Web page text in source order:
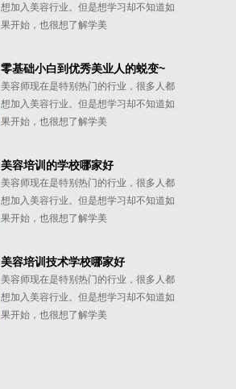
想加入美容行业。但是想学习却不知道如
果开始，也很想了解学美
零基础小白到优秀美业人的蜕变~
美容师现在是特别热门的行业，很多人都
想加入美容行业。但是想学习却不知道如
果开始，也很想了解学美
美容培训的学校哪家好
美容师现在是特别热门的行业，很多人都
想加入美容行业。但是想学习却不知道如
果开始，也很想了解学美
美容培训技术学校哪家好
美容师现在是特别热门的行业，很多人都
想加入美容行业。但是想学习却不知道如
果开始，也很想了解学美